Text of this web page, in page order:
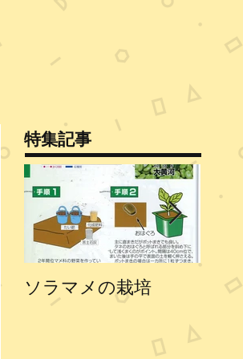
特集記事
ソラマメの栽培